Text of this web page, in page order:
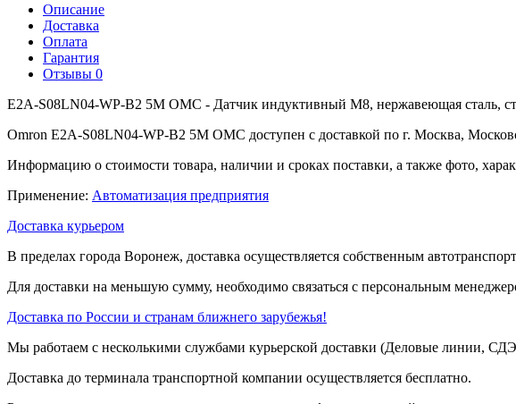
Описание
Доставка
Оплата
Гарантия
Отзывы 0
E2A-S08LN04-WP-B2 5M OMC - Датчик индуктивный M8, нержавеющая сталь,
Omron E2A-S08LN04-WP-B2 5M OMC доступен с доставкой по г. Москва,
Информацию о стоимости товара, наличии и сроках поставки, а также фото,
Применение: Автоматизация предприятия
Доставка курьером
В пределах города Воронеж, доставка осуществляется собственным
Для доставки на меньшую сумму, необходимо связаться с персональным
Доставка по России и странам ближнего зарубежья!
Мы работаем с несколькими службами курьерской доставки (Деловые линии,
Доставка до терминала транспортной компании осуществляется бесплатно.